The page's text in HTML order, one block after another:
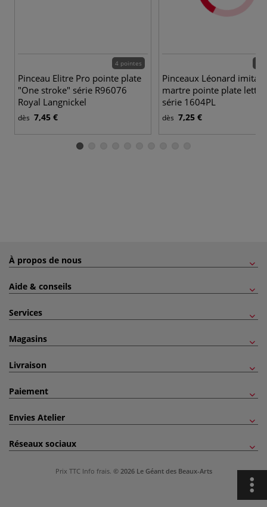
4 pointes
Pinceau Elitre Pro pointe plate
"One stroke" série R96076
Royal Langnickel
dès 7,45 €
Pinceaux Léonard
martre pointe plate
série 1604PL
dès 7,25 €
À propos de nous
Aide & conseils
Services
Magasins
Livraison
Paiement
Envies Atelier
Réseaux sociaux
Prix TTC Info frais. © 2026 Le Géant des Beaux-Arts